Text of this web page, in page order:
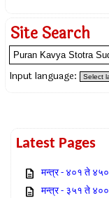
Site Search
Input language:
Latest Pages
मन्त्र - ४०१ ते ४५०
मन्त्र - ३५१ ते ४००